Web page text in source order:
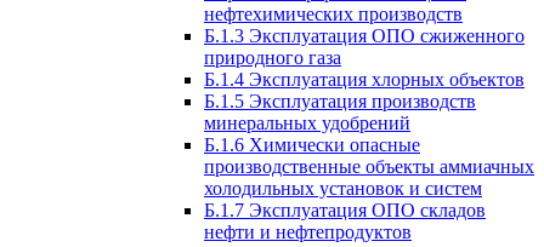
нефтехимических производств
Б.1.3 Эксплуатация ОПО сжиженного
природного газа
Б.1.4 Эксплуатация хлорных объектов
Б.1.5 Эксплуатация производств
минеральных удобрений
Б.1.6 Химически опасные
производственные объекты аммиачных
холодильных установок и систем
Б.1.7 Эксплуатация ОПО складов
нефти и нефтепродуктов